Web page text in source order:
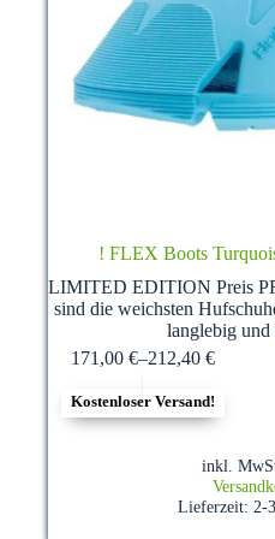
! FLEX Boots
LIMITED EDITION Preis
sind die weichsten
langlebig
171,00 €–212,40 €
Kostenloser Versand!
Produkt
weist
inkl.
Lieferzeit: 2-